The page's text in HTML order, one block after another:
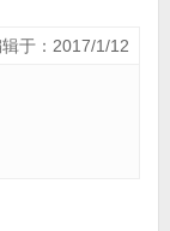
于：2017/1/12